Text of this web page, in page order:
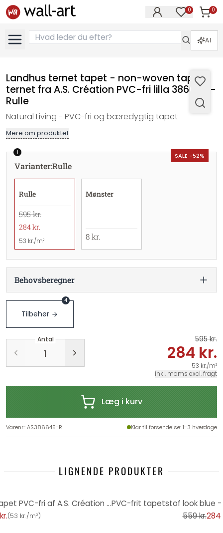
0 0
Varer
AI
Landhus ternet tapet - non-woven tapet
ternet fra A.S. Création PVC-fri lilla 386645 -
Rulle
Natural Living - PVC-fri og bæredygtig tapet
Mere om produktet
SALE -52%
1
Varianter:Rulle
Rulle
595 kr.
284 kr.
53 kr./m²
Mønster
8 kr.
Behovsberegner
Tilbehør
4
Antal 595 kr.
284 kr.
53 kr./m²
inkl. moms excl. fragt
Læg i kurv
Varenr.:AS386645-R Klar til forsendelse: 1-3 hverdage
LIGNENDE PRODUKTER
non-woven tapet trælook - tapet PVC-fri af A.S. Création beige hvid 385021
(53 kr./m²) 559 kr.284